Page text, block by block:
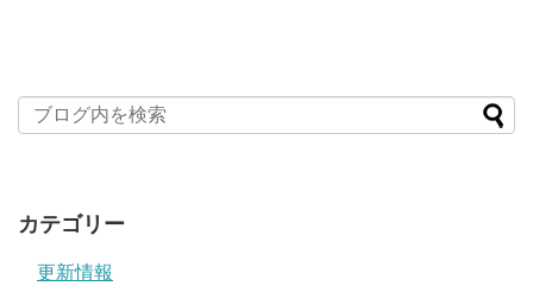
カテゴリー
更新情報